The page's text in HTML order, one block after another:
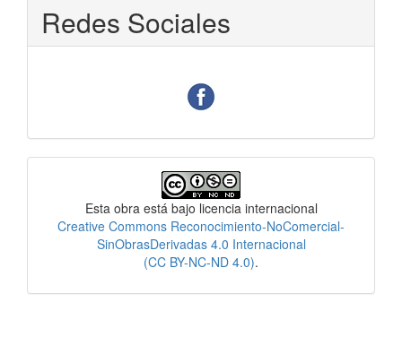
Redes Sociales
Esta obra está bajo licencia internacional
Creative Commons Reconocimiento-NoComercial-
SinObrasDerivadas 4.0 Internacional
(CC BY-NC-ND 4.0).